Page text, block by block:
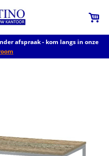
afspraak - kom langs in onze